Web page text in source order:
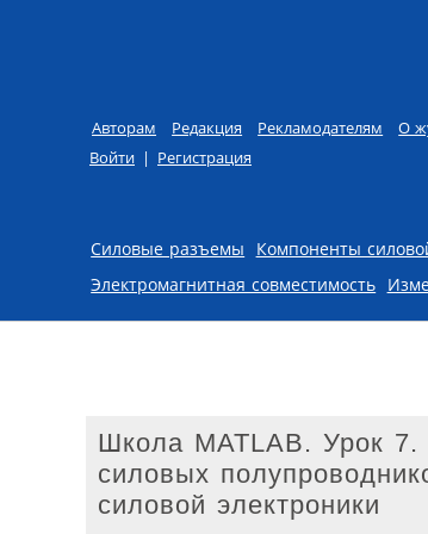
Авторам Редакция Рекламодателям
О
Войти | Регистрация
Skip to content
Силовые разъемы Компоненты
Электромагнитная совместимость
Школа MATLAB. Урок 7.
силовых
силовой электроники